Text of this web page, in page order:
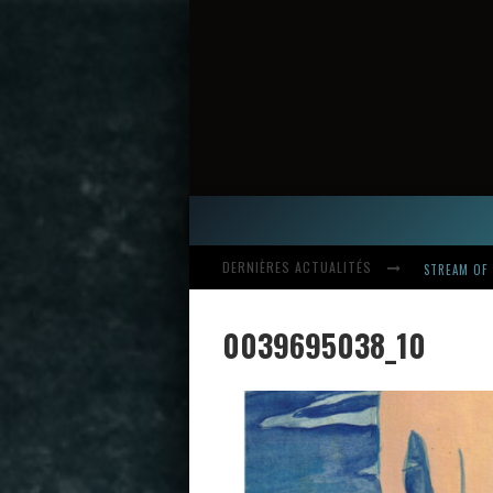
DERNIÈRES ACTUALITÉS
0039695038_10